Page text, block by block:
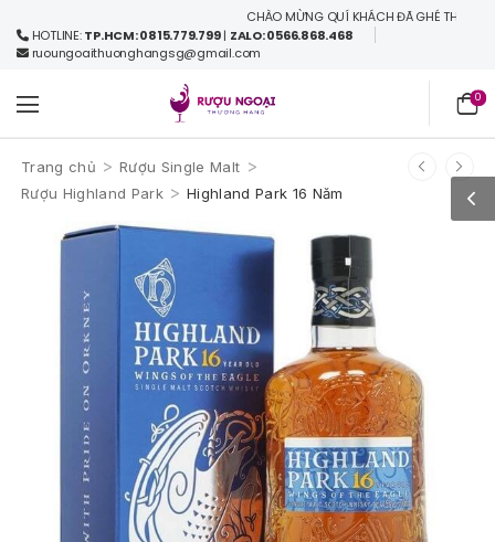
CHÀO MỪNG QUÍ KHÁCH ĐÃ GHÉ THĂM WEBSITE
HOTLINE:TP.HCM: 0815.779.799| ZALO: 0566.868.468
ruoungoaithuonghangsg@gmail.com
0
Trang chủ > Rượu Single Malt >
Rượu Highland Park > Highland Park 16 Năm